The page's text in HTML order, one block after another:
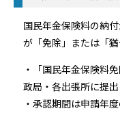
国民年金保険料の納
が「免除」または「猶
・「国民年金保険料
政局・各出張所に提出
・承認期間は申請年